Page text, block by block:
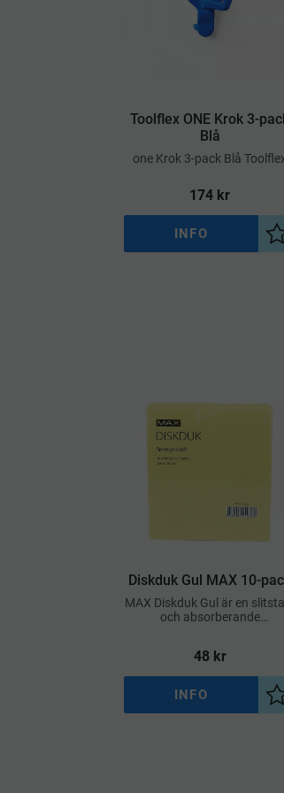
Toolflex ONE Krok 3-
Blå
​one Krok 3-pack Blå
174 kr
INFO
​Diskduk Gul MAX 10-
MAX Diskduk Gul är en
och absorberande
med höga hygienkrav
48kr
INFO